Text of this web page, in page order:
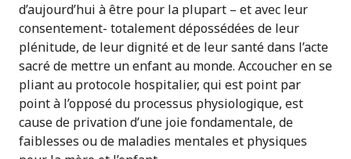
d’aujourd’hui à être pour la plupart – et avec leur
consentement- totalement dépossédées de leur
plénitude, de leur dignité et de leur santé dans l’acte
sacré de mettre un enfant au monde. Accoucher en se
pliant au protocole hospitalier, qui est point par
point à l’opposé du processus physiologique, est
cause de privation d’une joie fondamentale, de
faiblesses ou de maladies mentales et physiques